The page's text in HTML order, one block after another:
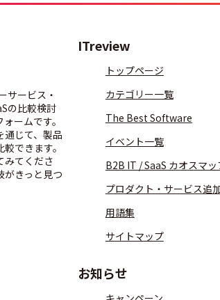
サービス・
の比較検討
ームです。
通じて、製品
できます。
みてくださ
がきっと見つ
ITreview
トップページ
カテゴリー一覧
The Best Software
イベント一覧
B2B IT / SaaS カオスマッ
プロダクト・サービス追
用語集
サイトマップ
お知らせ